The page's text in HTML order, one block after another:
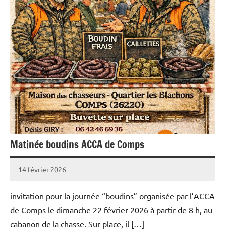
Matinée boudins ACCA de Comps
14 février 2026
Sylviane
Aucun
invitation pour la journée “boudins” organisée par l’ACCA
de Comps le dimanche 22 février 2026 à partir de 8 h, au
cabanon de la chasse. Sur place, il […]